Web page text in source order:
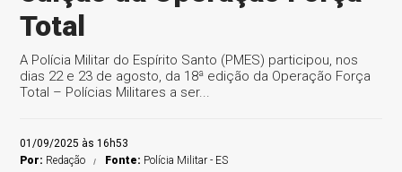
Total
A Polícia Militar do Espírito Santo (PMES) participou, nos
dias 22 e 23 de agosto, da 18ª edição da Operação Força
Total – Polícias Militares a ser...
01/09/2025 às 16h53
Por: Redação Fonte: Polícia Militar - ES